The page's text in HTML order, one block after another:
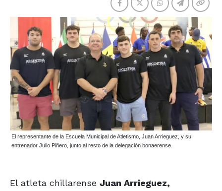
El representante de la Escuela Municipal de Atletismo, Juan Arrieguez, y su
entrenador Julio Piñero, junto al resto de la delegación bonaerense.
El atleta chillarense Juan Arrieguez,